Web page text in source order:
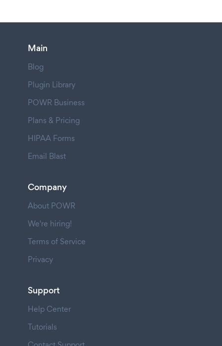
Main
Blog
Plugin Library
POWR Business
Plans & Pricing
HIPAA Forms
Email Blast
Company
About POWR
We're hiring!
Terms of Service
Privacy
Support
Help Center
Tutorials